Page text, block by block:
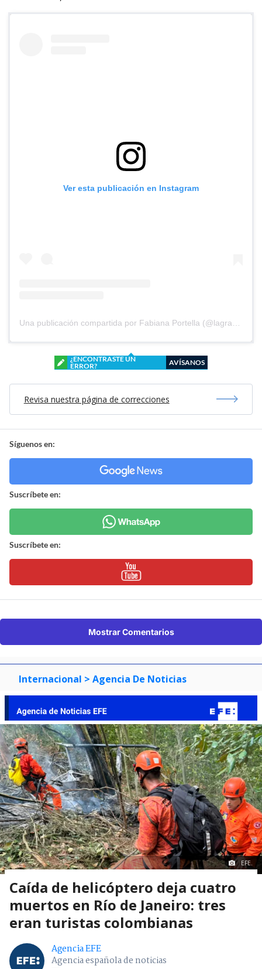
Ver esta publicación en Instagram
¿ENCONTRASTE UN
ERROR?
AVÍSANOS
Revisa nuestra página de correcciones
Síguenos en:
Suscríbete en:
Suscríbete en:
Mostrar Comentarios
Internacional > Agencia De Noticias
EFE.
Caída de helicóptero deja cuatro
muertos en Río de Janeiro: tres
eran turistas colombianas
Agencia EFE
Agencia española de noticias